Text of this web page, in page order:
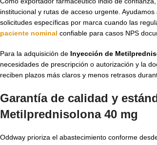
institucional y rutas de acceso urgente.
solicitudes específicas por marca cuando las
paciente nominal confiable para casos NPS
Para la adquisición de Inyección de
necesidades de prescripción o autorización y la
reciben plazos más claros y menos retrasos
Garantía de calidad y
Metilprednisolona 40 mg
Oddway prioriza el abastecimiento conforme